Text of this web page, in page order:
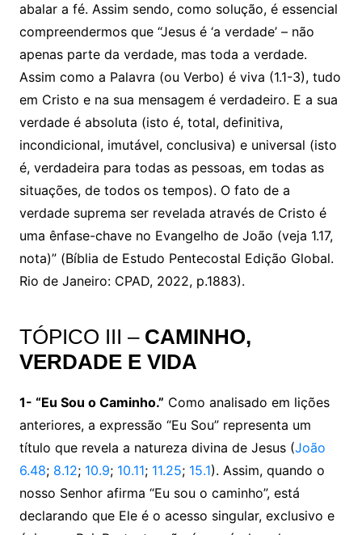
abalar a fé. Assim sendo, como solução, é essencial
compreendermos que “Jesus é ‘a verdade’ – não
apenas parte da verdade, mas toda a verdade.
Assim como a Palavra (ou Verbo) é viva (1.1-3), tudo
em Cristo e na sua mensagem é verdadeiro. E a sua
verdade é absoluta (isto é, total, definitiva,
incondicional, imutável, conclusiva) e universal (isto
é, verdadeira para todas as pessoas, em todas as
situações, de todos os tempos). O fato de a
verdade suprema ser revelada através de Cristo é
uma ênfase-chave no Evangelho de João (veja 1.17,
nota)” (Bíblia de Estudo Pentecostal Edição Global.
Rio de Janeiro: CPAD, 2022, p.1883).
TÓPICO III – CAMINHO,
VERDADE E VIDA
1- “Eu Sou o Caminho.” Como analisado em lições
anteriores, a expressão “Eu Sou” representa um
título que revela a natureza divina de Jesus (João
6.48; 8.12; 10.9; 10.11; 11.25; 15.1). Assim, quando o
nosso Senhor afirma “Eu sou o caminho”, está
declarando que Ele é o acesso singular, exclusivo e